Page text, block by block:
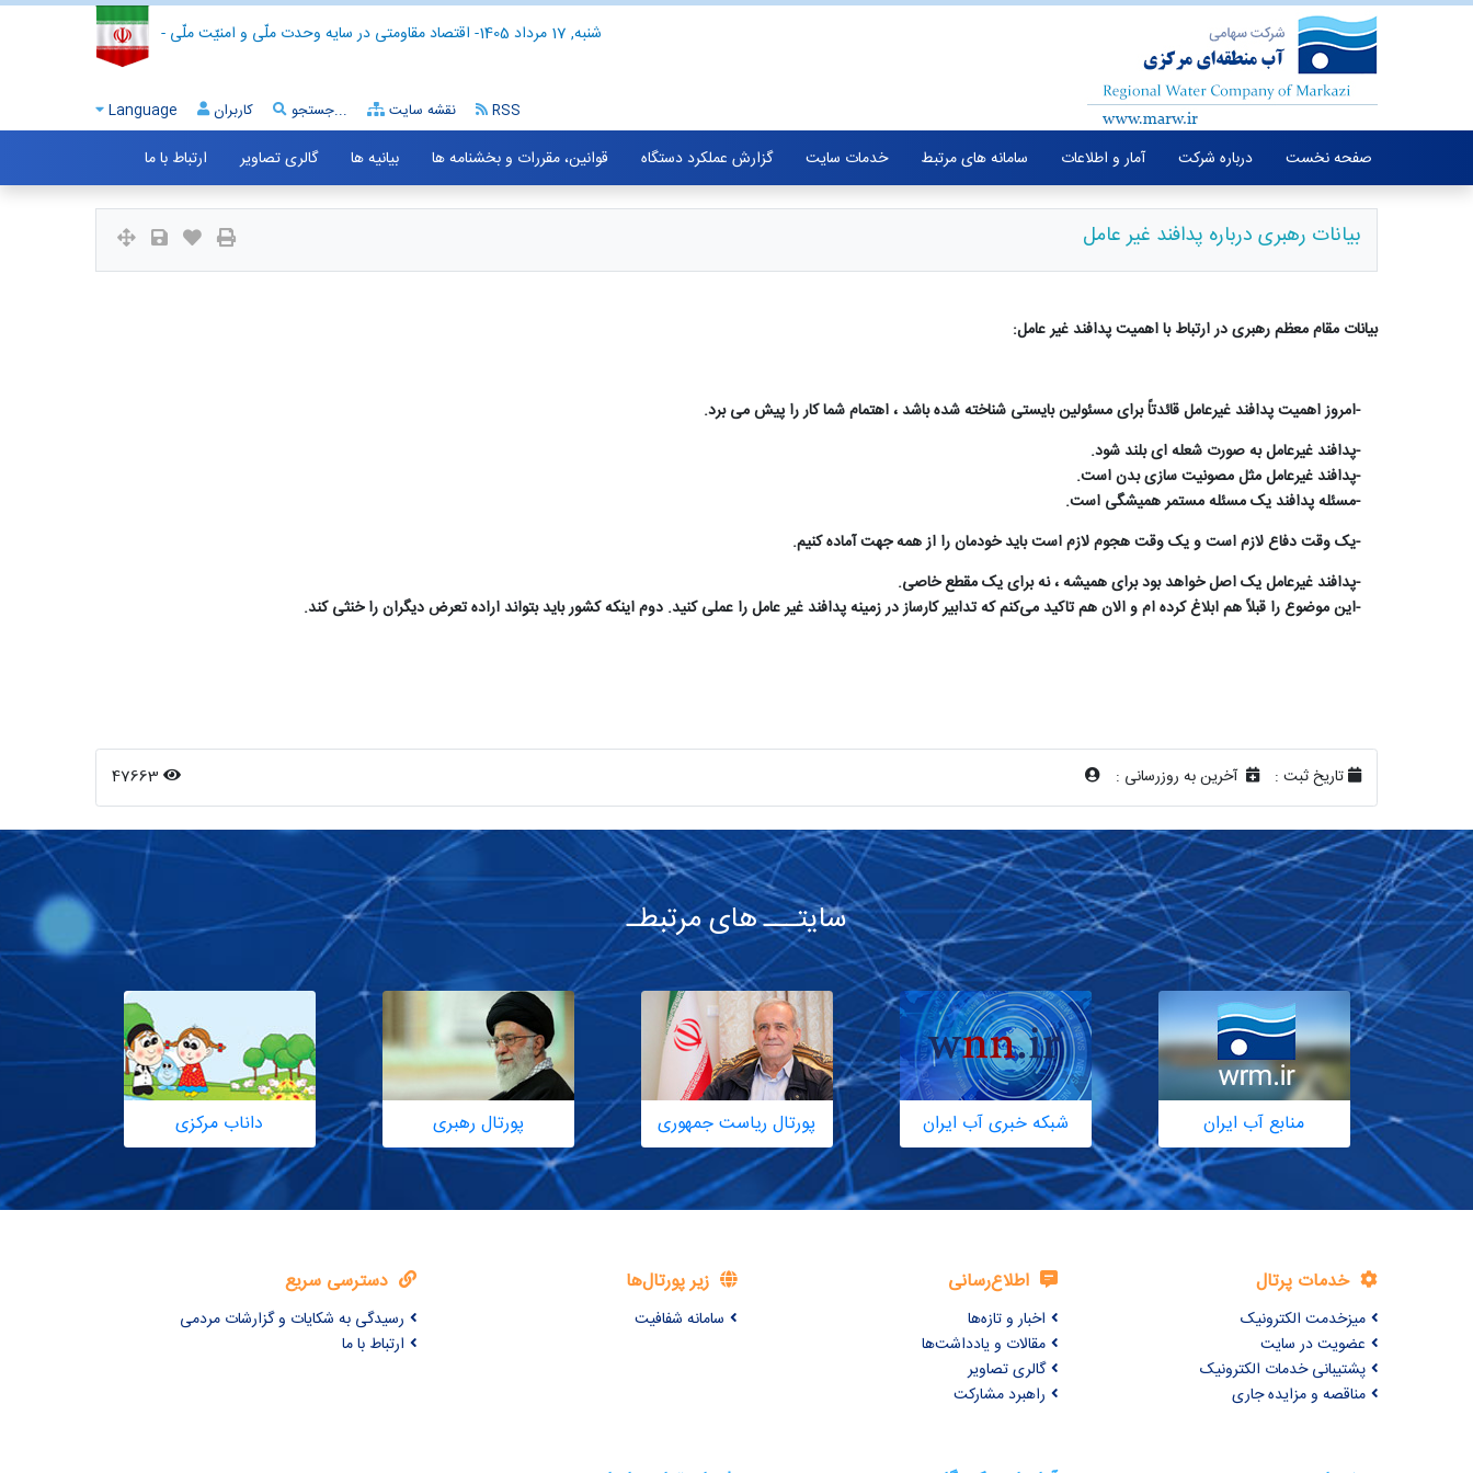
- اقتصاد مقاومتی در سایه وحدت ملّی و امنیّت ملّی - شنبه, 17 مرداد 1405
Language کاربران جستجو... نقشه سایت RSS
صفحه نخست درباره شرکت آمار و اطلاعات سامانه های مرتبط خدمات سایت گزارش عملکرد دستگاه قوانین، مقررات و بخشنامه ها بیانیه ها گالری تصاویر ارتباط با ما
بیانات رهبری درباره پدافند غیر عامل
بیانات مقام معظم رهبری در ارتباط با اهمیت پدافند غیر عامل:
-امروز اهمیت پدافند غیرعامل قائدتاً برای مسئولین بایستی شناخته شده باشد ، اهتمام شما کار را پیش می برد.
-پدافند غیرعامل به صورت شعله ای بلند شود.
-پدافند غیرعامل مثل مصونیت سازی بدن است.
-مسئله پدافند یک مسئله مستمر همیشگی است.
-یک وقت دفاع لازم است و یک وقت هجوم لازم است باید خودمان را از همه جهت آماده کنیم.
-پدافند غیرعامل یک اصل خواهد بود برای همیشه ، نه برای یک مقطع خاصی.
-این موضوع را قبلاً هم ابلاغ کرده ام و الان هم تاکید می‌کنم که تدابیر کارساز در زمینه پدافند غیر عامل را عملی کنید. دوم اینکه کشور باید بتواند اراده تعرض دیگران را خنثی کند.
تاریخ ثبت : آخرین به روزرسانی : 47663
سایتـــ های مرتبطـ
منابع آب ایران شبکه خبری آب ایران پورتال ریاست جمهوری پورتال رهبری داناب مرکزی
خدمات پرتال
میزخدمت الکترونیک
عضویت در سایت
پشتیبانی خدمات الکترونیک
مناقصه و مزایده جاری
اطلاع‌رسانی
اخبار و تازه‌ها
مقالات و یادداشت‌ها
گالری تصاویر
راهبرد مشارکت
زیر پورتال‌ها
سامانه شفافیت
دسترسی سریع
رسیدگی به شکایات و گزارشات مردمی
ارتباط با ما